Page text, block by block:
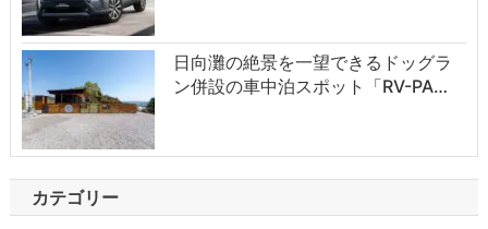
日向灘の絶景を一望できるドッグラ
ン併設の車中泊スポット「RV-PA…
カテゴリー